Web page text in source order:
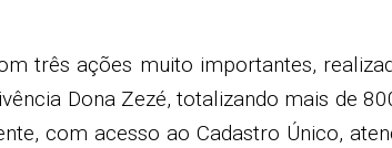
três ações muito importantes,
Dona Zezé, totalizando mais de
com acesso ao Cadastro Único,